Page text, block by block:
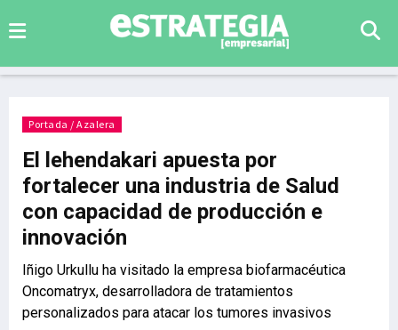
Portada / Azalera
El lehendakari apuesta por
fortalecer una industria de Salud
con capacidad de producción e
innovación
Iñigo Urkullu ha visitado la empresa biofarmacéutica
Oncomatryx, desarrolladora de tratamientos
personalizados para atacar los tumores invasivos